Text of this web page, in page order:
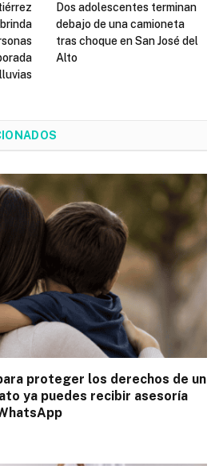
Dos adolescentes terminan
debajo de una camioneta
tras choque en San José del
Alto
proteger los derechos de un
ya puedes recibir asesoría